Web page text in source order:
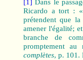
[1] Dans le
Ricardo a tort :
prétendent que
amener l'égalité;
branche de
promptement
complètes, p. 101.